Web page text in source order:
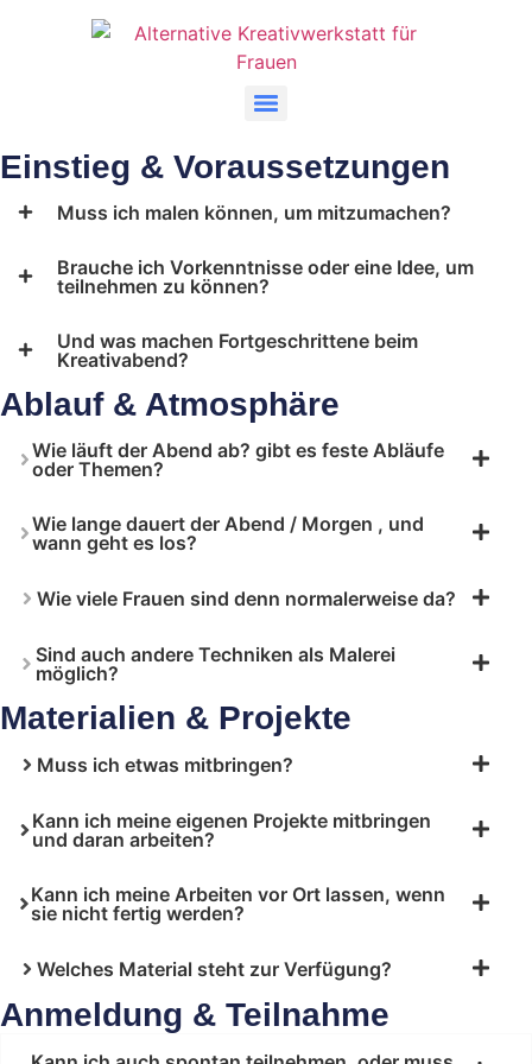
Einstieg & Voraussetzungen
Muss ich malen können, um mitzumachen?
Brauche ich Vorkenntnisse oder eine Idee, um
teilnehmen zu können?
Und was machen Fortgeschrittene beim
Kreativabend?
Ablauf & Atmosphäre
Wie läuft der Abend ab? gibt es feste Abläufe
oder Themen?
Wie lange dauert der Abend / Morgen , und
wann geht es los?
Wie viele Frauen sind denn normalerweise da?
Sind auch andere Techniken als Malerei
möglich?
Materialien & Projekte
Muss ich etwas mitbringen?
Kann ich meine eigenen Projekte mitbringen
und daran arbeiten?
Kann ich meine Arbeiten vor Ort lassen, wenn
sie nicht fertig werden?
Welches Material steht zur Verfügung?
Anmeldung & Teilnahme